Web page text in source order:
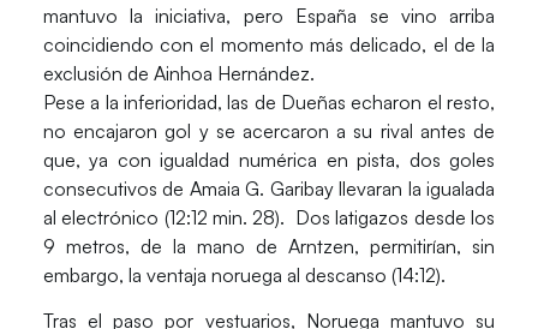
mantuvo la iniciativa, pero España se vino arriba
coincidiendo con el momento más delicado, el de la
exclusión de Ainhoa Hernández.
Pese a la inferioridad, las de Dueñas echaron el resto,
no encajaron gol y se acercaron a su rival antes de
que, ya con igualdad numérica en pista, dos goles
consecutivos de Amaia G. Garibayllevaran la igualada
al electrónico (12:12 min. 28). Dos latigazos desde los
9 metros, de la mano de Arntzen, permitirían, sin
embargo, la ventaja noruega al descanso (14:12).
Tras el paso por vestuarios, Noruega mantuvo su